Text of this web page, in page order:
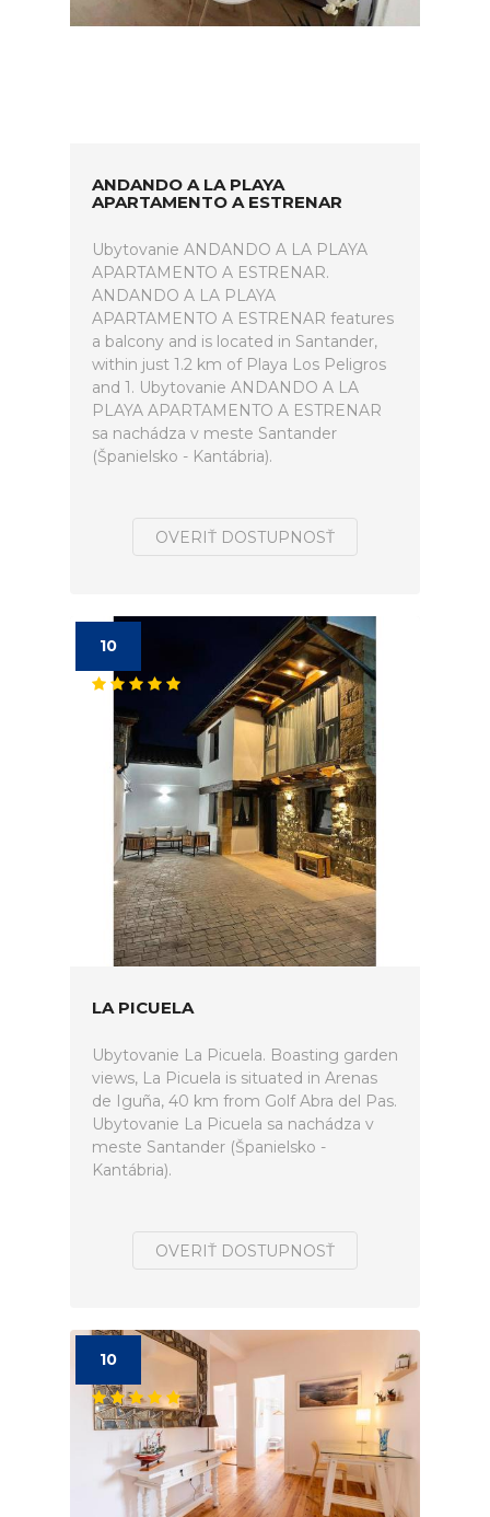
ANDANDO A LA PLAYA
APARTAMENTO A ESTRENAR
Ubytovanie ANDANDO A LA PLAYA
APARTAMENTO A ESTRENAR.
ANDANDO A LA PLAYA
APARTAMENTO A ESTRENAR features
a balcony and is located in Santander,
within just 1.2 km of Playa Los Peligros
and 1. Ubytovanie ANDANDO A LA
PLAYA APARTAMENTO A ESTRENAR
sa nachádza v meste Santander
(Španielsko - Kantábria).
OVERIŤ DOSTUPNOSŤ
10
LA PICUELA
Ubytovanie La Picuela. Boasting garden
views, La Picuela is situated in Arenas
de Iguña, 40 km from Golf Abra del Pas.
Ubytovanie La Picuela sa nachádza v
meste Santander (Španielsko -
Kantábria).
OVERIŤ DOSTUPNOSŤ
10